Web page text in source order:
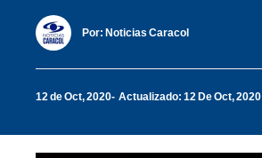
Por: Noticias Caracol
12 de Oct, 2020 Actualizado: 12 De Oct, 2020